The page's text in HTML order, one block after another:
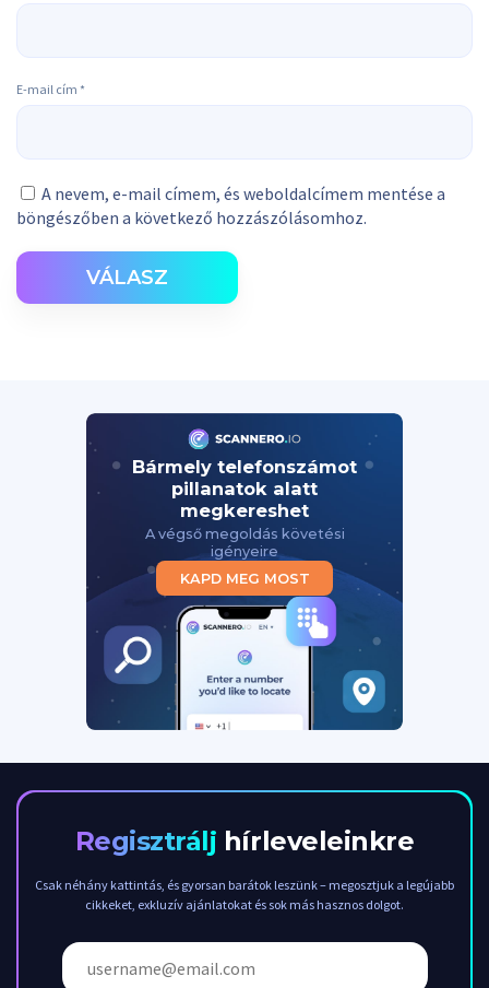
E-mail cím *
A nevem, e-mail címem, és weboldalcímem mentése a
böngészőben a következő hozzászólásomhoz.
VÁLASZ
Bármely telefonszámot
pillanatok alatt
megkereshet
A végső megoldás követési
igényeire
KAPD MEG MOST
Regisztrálj hírleveleinkre
Csak néhány kattintás, és gyorsan barátok leszünk – megosztjuk a legújabb
cikkeket, exkluzív ajánlatokat és sok más hasznos dolgot.